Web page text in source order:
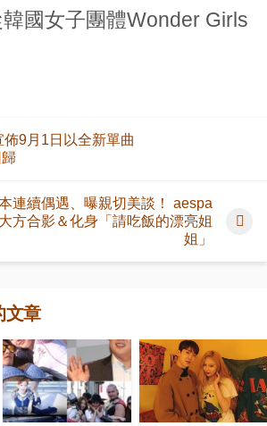
國女子團體Wonder Girls
9月1日以全新單曲
連續偶遇、曝親切美談！ aespa
方合影＆化身「請吃飯的漂亮姐
姐」
文章